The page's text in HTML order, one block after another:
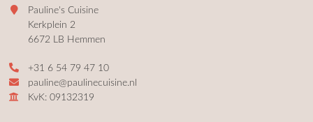
Pauline's Cuisine
Kerkplein 2
6672 LB Hemmen
+31 6 54 79 47 10
pauline@paulinecuisine.nl
KvK: 09132319